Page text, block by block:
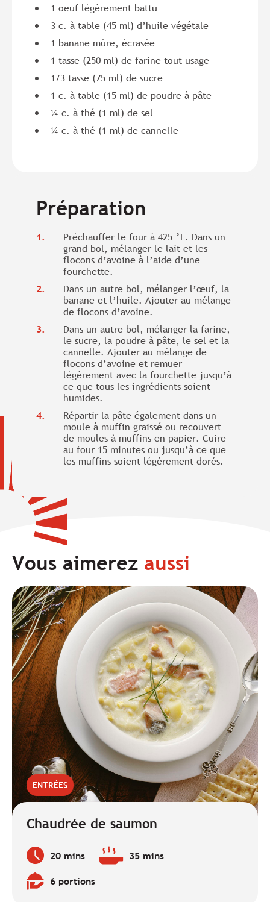
1 oeuf légèrement battu
3 c. à table (45 ml) d’huile végétale
1 banane mûre, écrasée
1 tasse (250 ml) de farine tout usage
1/3 tasse (75 ml) de sucre
1 c. à table (15 ml) de poudre à pâte
¼ c. à thé (1 ml) de sel
¼ c. à thé (1 ml) de cannelle
Préparation
Préchauffer le four à 425 °F. Dans un
grand bol, mélanger le lait et les
flocons d’avoine à l’aide d’une
fourchette.
Dans un autre bol, mélanger l’œuf, la
banane et l’huile. Ajouter au mélange
de flocons d’avoine.
Dans un autre bol, mélanger la farine,
le sucre, la poudre à pâte, le sel et la
cannelle. Ajouter au mélange de
flocons d’avoine et remuer
légèrement avec la fourchette jusqu’à
ce que tous les ingrédients soient
humides.
Répartir la pâte également dans un
moule à muffin graissé ou recouvert
de moules à muffins en papier. Cuire
au four 15 minutes ou jusqu’à ce que
les muffins soient légèrement dorés.
Vous aimerez aussi
ENTRÉES
Chaudrée de saumon
Temps
de
préparation
:
20 mins
Temps 35 mins
Quantité6 portions